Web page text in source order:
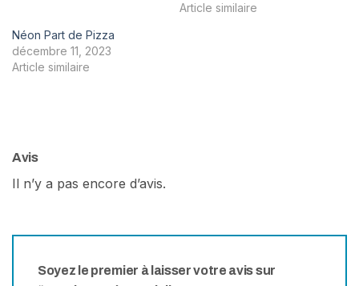
Article similaire
Néon Part de Pizza
décembre 11, 2023
Article similaire
Avis
Il n’y a pas encore d’avis.
Soyez le premier à laisser votre avis sur